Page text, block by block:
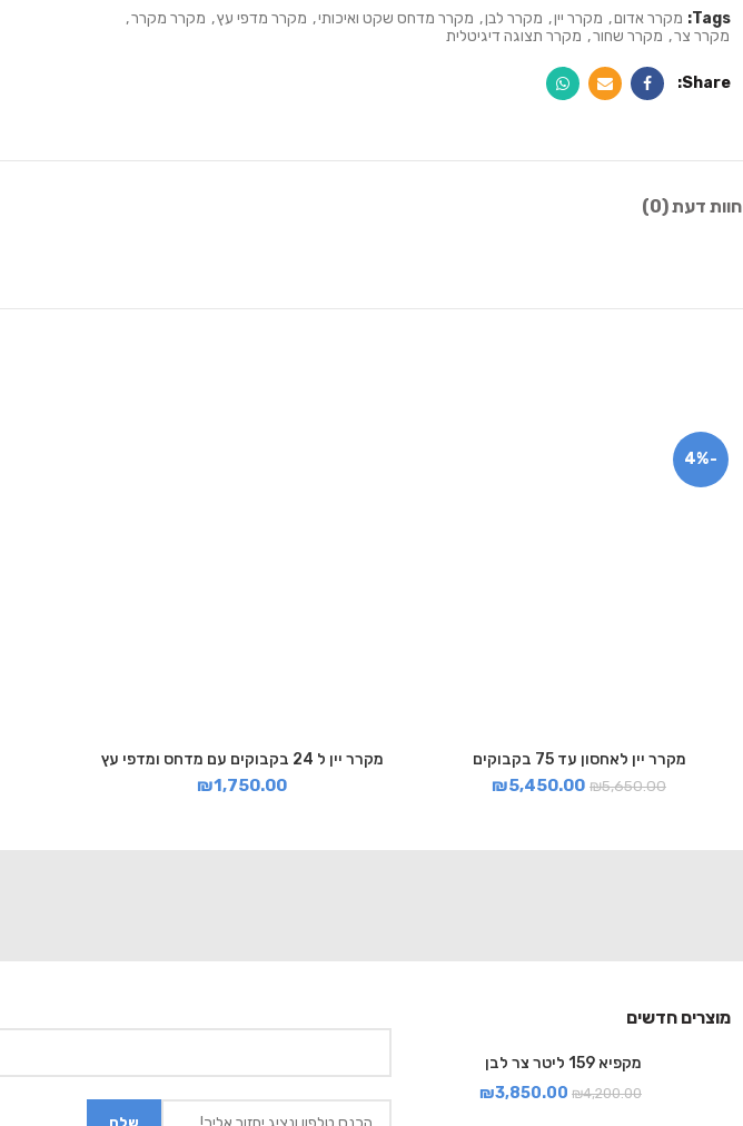
Tags: מקרר אדום, מקרר יין, מקרר לבן, מקרר מדחס שקט ואיכותי, מקרר מדפי עץ, מקרר מקרר,
מקרר צר, מקרר שחור, מקרר תצוגה דיגיטלית
Share
חוות דעת (0)
-4%
מקרר יין לאחסון עד 75 בקבוקים
₪5,650.00
₪5,450.00
מקרר יין ל 24 בקבוקים עם מדחס ומדפי עץ
₪1,750.00
מוצרים חדשים
מקפיא 159 ליטר צר לבן
₪4,200.00
₪3,850.00